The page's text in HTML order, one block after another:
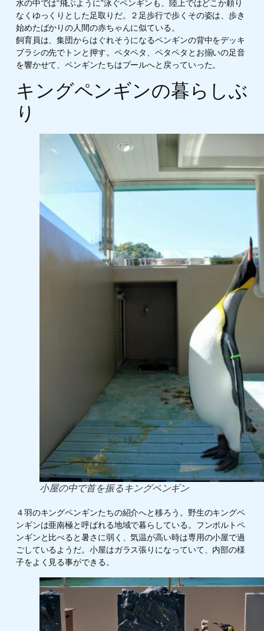
水の中では“飛ぶように”泳ぐペンギンも、陸上ではどこか頼り
なくゆっくりとした足取りだ。２足歩行で歩くその姿は、歩き
始めたばかりの人間の赤ちゃんに似ている。
飼育員は、集団からはぐれそうになるペンギンの背中をデッキ
ブラシの先でトンと押す。ペタペタ、ペタペタとお揃いの足音
を響かせて、ペンギンたちはプールへと戻っていった。
キングペンギンの暮らしぶ
り
小屋の中で首を振るキングペンギン
４羽のキングペンギンたちの紹介へと移ろう。野生のキングペ
ンギンは亜南極と呼ばれる地域で暮らしている。フンボルトペ
ンギンと比べると暑さに弱く、気温が高い時は専用の小屋で過
ごしているようだ。小屋はガラス張りになっていて、内部の様
子をよく見る事ができる。